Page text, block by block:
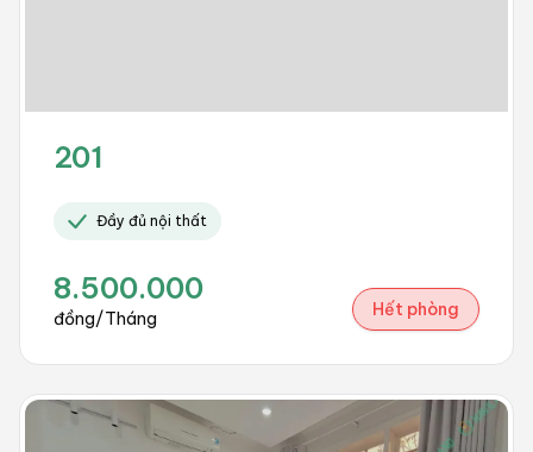
201
Đầy đủ nội thất
8.500.000
đồng/Tháng Hết phòng